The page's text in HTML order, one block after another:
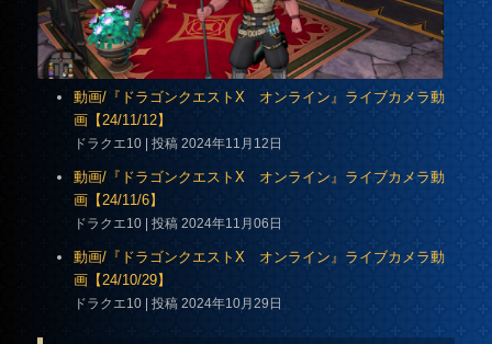
動画/『ドラゴンクエストX オンライン』ライブカメラ動
画【24/11/12】
ドラクエ10 投稿 2024年11月12日
動画/『ドラゴンクエストX オンライン』ライブカメラ動
画【24/11/6】
ドラクエ10 投稿 2024年11月06日
動画/『ドラゴンクエストX オンライン』ライブカメラ動
画【24/10/29】
ドラクエ10 投稿 2024年10月29日